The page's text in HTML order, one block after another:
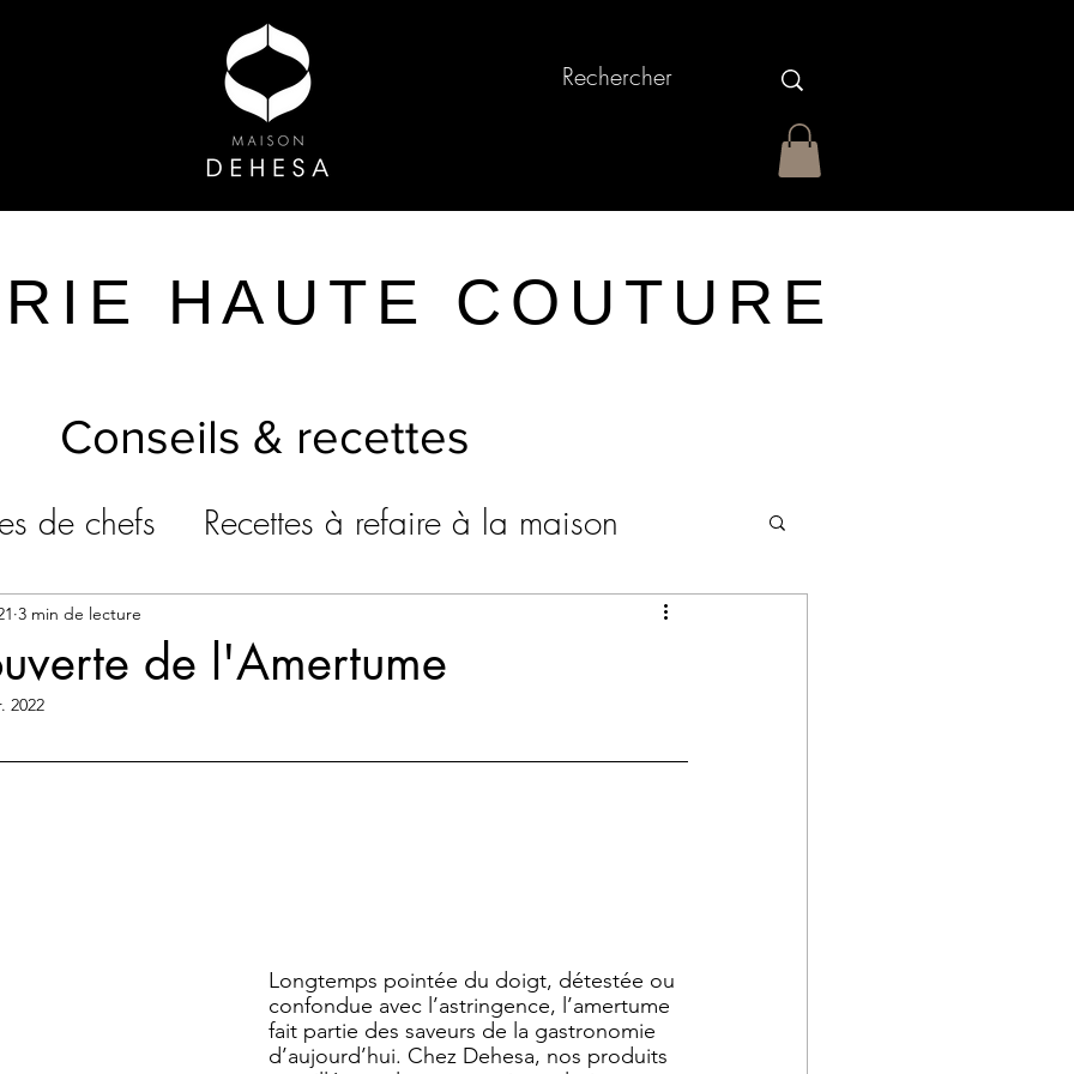
HAUTE COUTURE
Conseils & recettes
de chefs Recettes à refaire à la maison
Connaissez-vous?
de l'Amertume
3 min de lecture
2022
Longtemps pointée du doigt, détestée ou
confondue avec l’astringence, l’amertume
fait partie des saveurs de la gastronomie
d’aujourd’hui. Chez Dehesa, nos produits